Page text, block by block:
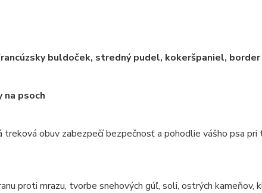
buldoček, stredný pudel, kokeršpaniel,
na psoch
obuv zabezpečí bezpečnosť a pohodlie vášho psa
proti mrazu, tvorbe snehových gúľ, soli, ostrých kameňov,